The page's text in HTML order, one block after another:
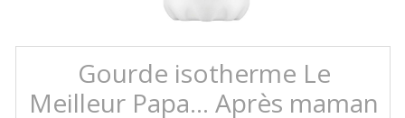
Gourde isotherme Le
Meilleur Papa... Après maman